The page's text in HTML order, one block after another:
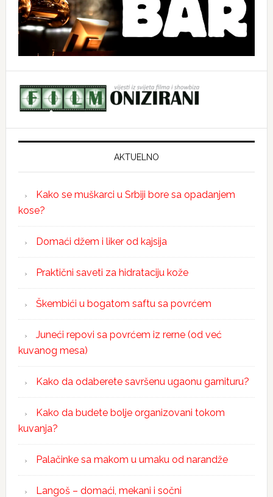
AKTUELNO
Kako se muškarci u Srbiji bore sa opadanjem
kose?
Domaći džem i liker od kajsija
Praktični saveti za hidrataciju kože
Škembići u bogatom saftu sa povrćem
Juneći repovi sa povrćem iz rerne (od već
kuvanog mesa)
Kako da odaberete savršenu ugaonu garnituru?
Kako da budete bolje organizovani tokom
kuvanja?
Palačinke sa makom u umaku od narandže
Langoš – domaći, mekani i sočni